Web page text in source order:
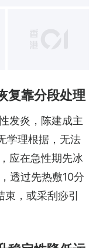
+ 5
复靠分段处理
发炎，陈建成主
学理根据，无法
应在急性期先冰
透过先热敷10分
，或采刮痧引